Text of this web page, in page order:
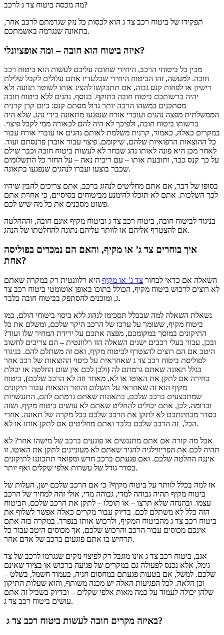
מה מכסה ביטוח צד ג לרכב?
תפקידו של ביטוח רכב צד ג הוא לכסות כל נזק שגרמתם לרכב אחר,
בתאונה שנגרמה באשמתכם.
איזה ביטוח הוא חובה – ומה אופציונלי?
מבין כל ביטוחי הרכב, היחידי שחובה עליכם לעשות הוא ביטוח רכב
חובה. למעשה, זהו הביטוח היחידי שבלעדיו אתם עלולים לקבל שלילת
רישיון או לפחות קנס גבוה, אם תתבקשו להציג אותו לשוטר תנועה ולא
יהיה ברשותכם ביטוח חובה בתוקף. בנוסף, נהגים ללא ביטוח חובה
מסתכנים במשהו הרבה יותר גדול מסתם קנס: כיום קרן קרנית
הממשלתית מפצה נהגים ועוברי אורח שנפגעו מתאונה בידי נהג, שלא היה
ברשותו ביטוח חובה, ולפיכך לא היה להם לכאורה ממי לקבל פיצוי.
במקרים כאלה, כאמור, קרנית משלמת לאותם נהגים או עוברי אורח עבור
כל ההוצאות הרפואיות שלהם, שיקומם, פיצוי עבור אובדן פרנסתם ועוד.
לאחר מכן היא פונה לאותו נהג שבחר לא לעשות ביטוח חובה וכבר שילם
על כך קנס כבד, ותובעת אותו – עם ריבית נאה – על החזר כל התשלומים
שכבר בוצעו ועברו לנהגים שנפגעו בתאונה.
בסופו של דבר, אם אתם מחליטים לנהוג ברכב, אתם צריכים להבין שיהיו
לכך השלכות. אתם לא תוכלו להימנע מביטוחים בסיסיים, כי אחרת אתם
פשוט מסכנים את כל מה שיש לכם.
בניגוד לביטוח חובה, ביטוח רכב צד ג וביטוח מקיף אינם חובה, וההחלטה
אם להצטרף אליהם או לוותר עליהם נתונה להחלטתו של הנהג.
איך בוחרים צד ג’ או מקיף, והאם הם נמכרים בפוליסה
אחת?
השאלה אם כדאי לבחור צד ג’ או מקיף היא רלוונטית רק במקרה שאתם
לא רוצים לרכוש ביטוח מקיף, הכולל בתוכו באופן אוטומטי ביטוח רכב צד
ג, ומוכנים להסתפק בביטוח חובה בלבד.
נשאלת השאלה למה שבכלל תסכימו לנהוג ללא כיסוי ביטוחי הולם, כמו
ביטוח מקיף, ששומר על ערכו של הרכב היקר שלכם, ומשלם את כל
התיקונים במוסך במקומכם, מפצה אתכם על ירידת המחיר שלו ועוד?
ובכן, עבור בעלי רכבים ישנים השאלה הזו רלוונטית – הם צריכים לחשוב
היטב אם הם רוצים להצטרף לביטוח מקיף, ואם זה משתלם להם. בניגוד
לפוליסת ביטוח רכב צד ג שאחראית על כיסוי ההוצאות של רכב אחר
בגלל תאונה שאתם גרמתם לה (ולכן לכם אין שום החלטה או יכולת
בחירה אם לתקן את האוטו או לא, מאחר וזה לא הרכב שלכם), ביטוח
מקיף הוא זה שאחראי על תשלום והחזר הוצאות עבור תיקונים
שמתבצעים ברכב שלכם, בתאונות שאתם גרמתם להם, התנגשויות
וכדומה. לכן, אתם יכולים להחליט שאתם לא עושים ביטוח מקיף, ושזה
בסדר מבחינתכם לא לתקן את הרכב שלכם בכל מקרה של תאונה. אחרי
הכל, זה הרכב שלכם בלבד ואתם מחליטים אם לתקן אותו או לא.
אבל מה קורה אם אתם מתנגשים או פוגעים ברכב של מישהו אחר? לא
תהיה לכם את הפריווילגיה להגיד שאתם לא מעוניינים לתקן את האוטו, זו
איננה החלטה שלכם. ואם פגעתם ברכב חדש ומפואר תתכוננו לתיקונים
בסדר גודל של עשרות אלפי שקלים ואף יותר.
אז למה בכלל לוותר על ביטוח מקיף? כי אם הרכב שלכם ישן, העלות של
ביטוח מקיף תהיה גבוהה למדי, גבוהה מדי, אולי זהה למחיר של הרכב
עצמו. ובהנחה שלא תרצו – או תוכלו – לתקן את הרכב שלכם, הביטוח
הזה כלל לא משתלם לכם. בדיוק עבור מקרים כאלה אפשר לשלוף את
ביטוח רכב צד ג מהביטוח המקיף, ולרכוש אותו בנפרד. במקרה כזה אתם
אינכם מכוסים עבור הרכב והרכוש שלכם, אך מכוסים היטב עבור כל
תרחיש בו אתם פוגעים ברכב של אדם אחר.
אגב, ביטוח רכב צד ג אינו מוגבל רק לפיצוי נזקים שנגרמו לרכב של צד
גימל, אלא נכנס לפעולה גם במקרים של פגיעה ברכוש או בציוד שאינם
שלכם. למשל, אם בטעות פגעתם במחסום חניה, בעמוד חשמל, בשלט –
וכן הלאה. לכל הפגיעות האלה יש מכנה משותף, והוא שעלות התיקון
שלהן יכולה לעמוד על כמה מאות אלפי שקלים – ובדיוק בשביל זה אתם
עושים ביטוח רכב צד ג.
באיזה מקרים חובה לעשות ביטוח רכב צד ג?